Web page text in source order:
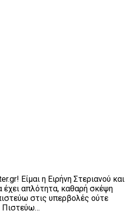
Είμαι η Ειρήνη Στεριανού και
απλότητα, καθαρή σκέψη
στις υπερβολές ούτε
Πιστεύω…